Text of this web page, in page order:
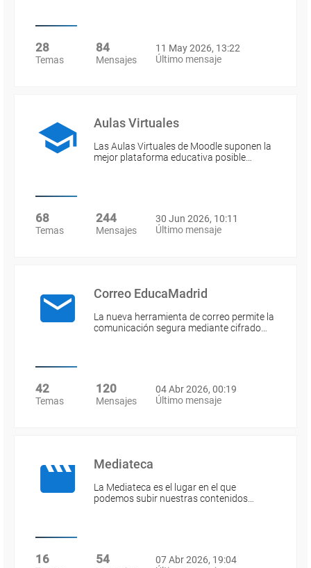
28
Temas
84
Mensajes
11 May 2026, 13:22
Último mensaje
Aulas Virtuales
Las Aulas Virtuales de Moodle suponen la
mejor plataforma educativa posible…
68
Temas
244
Mensajes
30 Jun 2026, 10:11
Último mensaje
Correo EducaMadrid
La nueva herramienta de correo permite la
comunicación segura mediante cifrado…
42
Temas
120
Mensajes
04 Abr 2026, 00:19
Último mensaje
Mediateca
La Mediateca es el lugar en el que
podemos subir nuestras contenidos…
16 54
07 Abr 2026, 19:04